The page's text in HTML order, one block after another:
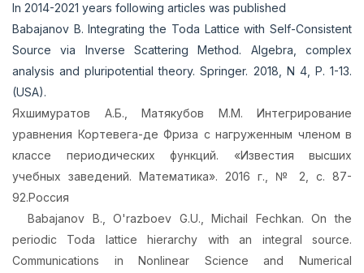
In 2014-2021 years following articles was published
Babajanov B. Integrating the Toda Lattice with Self-Consistent
Source via Inverse Scattering Method. Algebra, complex
analysis and pluripotential theory. Springer. 2018, N 4, P. 1-13.
(USA).
Яхшимуратов А.Б., Матякубов М.М. Интегрирование
уравнения Кортевега-де Фриза с нагруженным членом в
классе периодических функций. «Известия высших
учебных заведений. Математика». 2016 г., № 2, с. 87-
92.Россия
Babajanov B., O'razboev G.U., Michail Fechkan. On the
periodic Toda lattice hierarchy with an integral source.
Communications in Nonlinear Science and Numerical